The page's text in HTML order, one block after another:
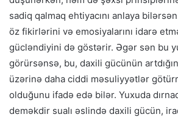
sadiq qalmaq ehtiyacını anlaya
öz fikirlərini və emosiyalarını idarə
gücləndiyini də göstərir. Əgər sən bu
görürsənsə, bu, daxili gücünün
üzərinə daha ciddi məsuliyyətlər
olduğunu ifadə edə bilər. Yuxuda
deməkdir sualı əslində daxili gücün,